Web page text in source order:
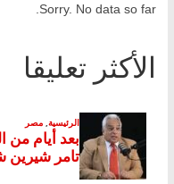
Sorry. No data so far.
الأكثر تعليقا